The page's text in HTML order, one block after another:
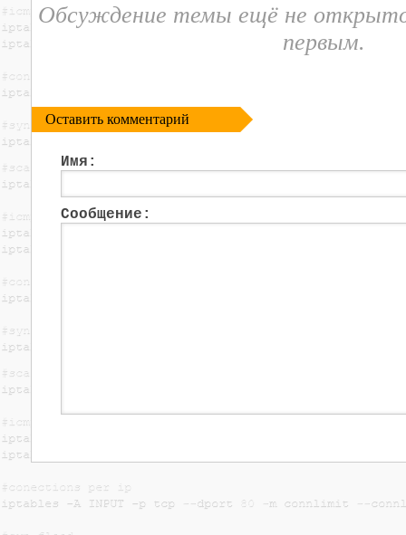
Обсуждение темы ещё не
первым.
Оставить комментарий
Имя:
Сообщение: